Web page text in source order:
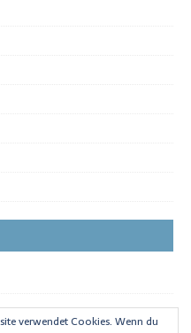
verwendet Cookies. Wenn du